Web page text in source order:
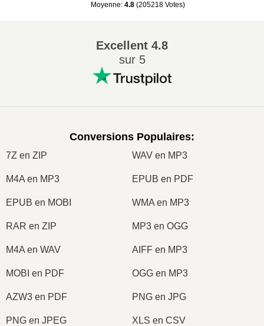
Moyenne: 4.8 (205218 Votes)
Excellent 4.8
sur 5
Conversions Populaires:
7Z en ZIP WAV en MP3
M4A en MP3 EPUB en PDF
EPUB en MOBI WMA en MP3
RAR en ZIP MP3 en OGG
M4A en WAV AIFF en MP3
MOBI en PDF OGG en MP3
AZW3 en PDF PNG en JPG
PNG en JPEG XLS en CSV